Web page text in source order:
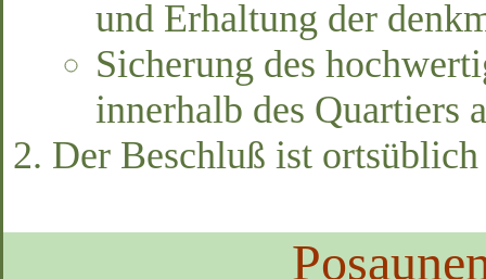
und Erhaltung der
Sicherung des
innerhalb des Quartiers
Der Beschluß ist